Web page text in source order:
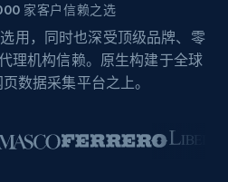
家客户信赖之选
用，同时也深受顶级品牌、零
理机构信赖。原生构建于全球
数据采集平台之上。